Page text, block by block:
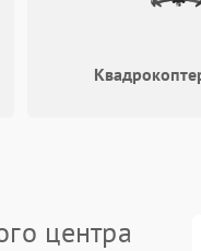
стабилизации
центра